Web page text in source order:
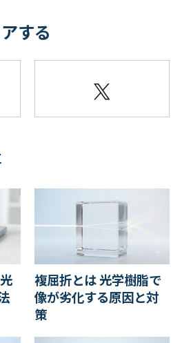
する
複屈折とは 光学樹脂で
像が劣化する原因と対
策